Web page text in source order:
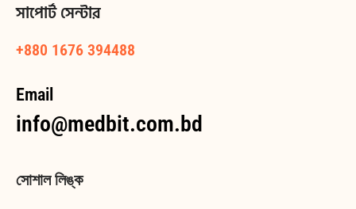
সাপোর্ট সেন্টার
+880 1676 394488
Email
info@medbit.com.bd
সোশাল লিঙ্ক